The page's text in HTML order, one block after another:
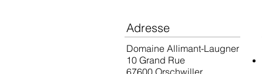
Adresse
Domaine Allimant-Laugner
10 Grand Rue